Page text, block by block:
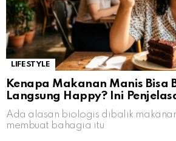
LIFESTYLE
Kenapa Makanan Manis Bisa
Langsung Happy? Ini
Ada alasan biologis dibalik
membuat bahagia itu